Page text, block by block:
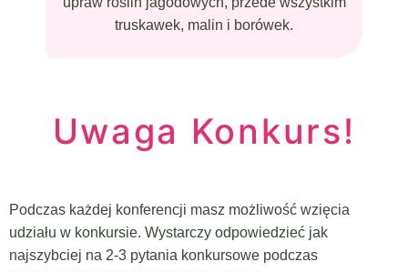
truskawek, malin i borówek.
Uwaga Konkurs!
Podczas każdej konferencji masz możliwość wzięcia
udziału w konkursie. Wystarczy odpowiedzieć jak
najszybciej na 2-3 pytania konkursowe podczas